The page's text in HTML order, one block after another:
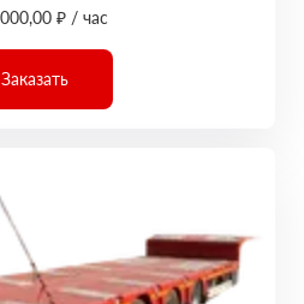
₽ / час
Заказать